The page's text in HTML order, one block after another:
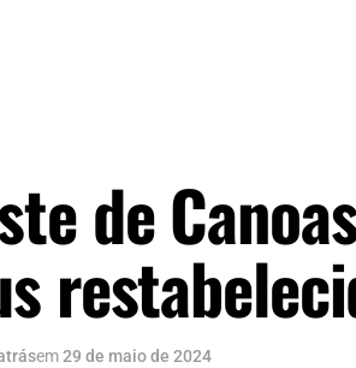
de
em29 de maio de 2024